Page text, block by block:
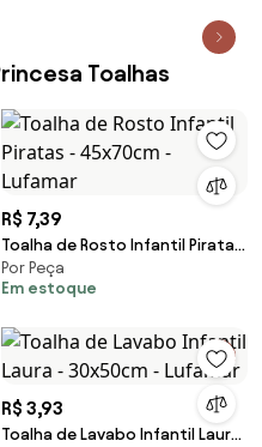
Toalhas
R$ 7,39
Toalha de Rosto Infantil Piratas
- 45x70cm - Lufamar
Por Peça
Em estoque
R$ 3,93
Toalha de Lavabo Infantil Laura